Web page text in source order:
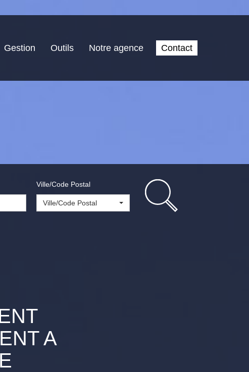
Gestion Outils Notre agence Contact
Ville/Code Postal
Ville/Code Postal
A